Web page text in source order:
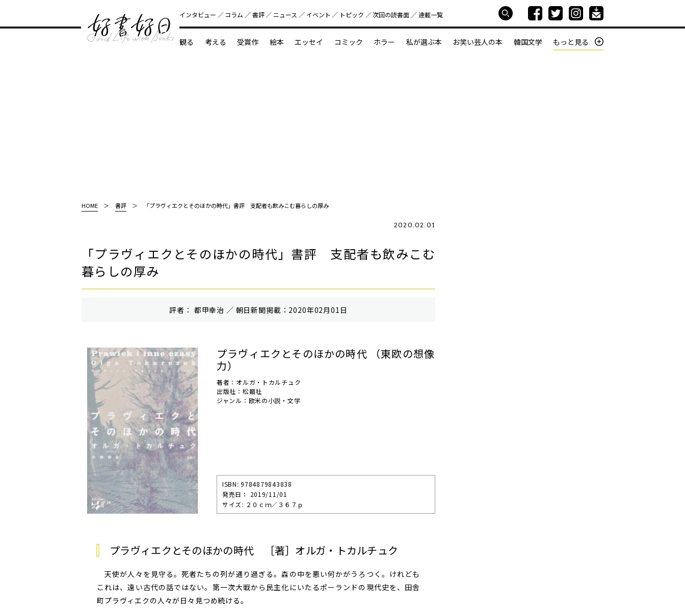
好書好日
インタビュー コラム 書評 ニュース イベント トピック 次回の読書⾯ 連載一覧
観る 考える 受賞作 絵本 エッセイ コミック ホラー 私が選ぶ本 お笑い芸人の本 韓国文学 もっと見る
HOME 書評 「プラヴィエクとそのほかの時代」書評 支配者も飲みこむ暮らしの厚み
2020.02.01
「プラヴィエクとそのほかの時代」書評 支配者も飲みこむ
暮らしの厚み
評者： 都甲幸治 ／ 朝⽇新聞掲載：2020年02月01日
プラヴィエクとそのほかの時代 （東欧の想像
力）
著者：オルガ・トカルチュク
出版社：松籟社
ジャンル：欧米の小説・文学
ISBN: 9784879843838
発売⽇： 2019/11/01
サイズ: ２０ｃｍ／３６７ｐ
プラヴィエクとそのほかの時代 ［著］オルガ・トカルチュク
天使が人々を見守る。死者たちの列が通り過ぎる。森の中を悪い何かがうろつく。けれども
これは、遠い古代の話ではない。第一次大戦から民主化にいたるポーランドの現代史を、田舎
町プラヴィエクの人々が日々見つめ続ける。